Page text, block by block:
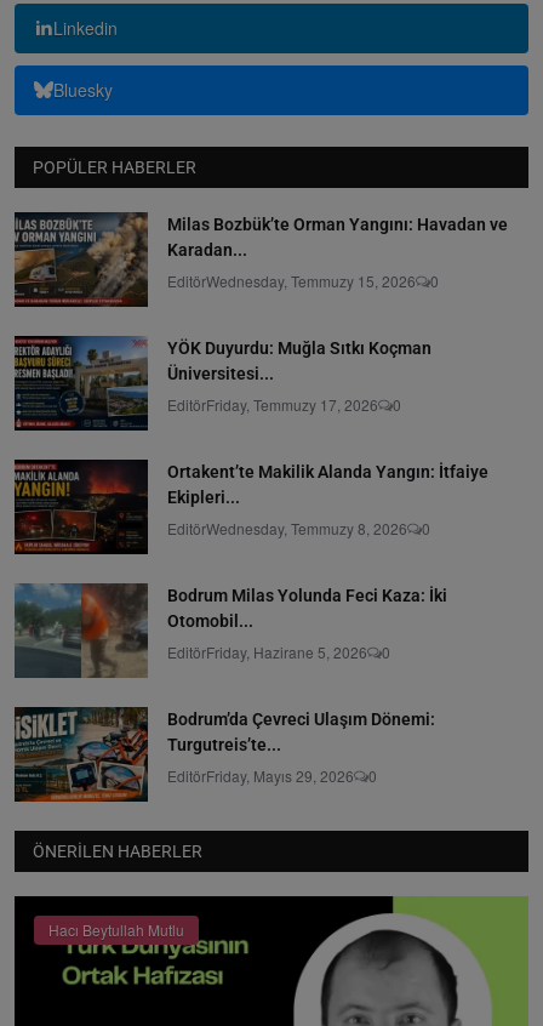
Linkedin
Bluesky
POPÜLER HABERLER
Milas Bozbük’te Orman Yangını: Havadan ve
Karadan...
EditörWednesday, Temmuzy 15, 2026 0
YÖK Duyurdu: Muğla Sıtkı Koçman
Üniversitesi...
EditörFriday, Temmuzy 17, 2026 0
Ortakent’te Makilik Alanda Yangın: İtfaiye
Ekipleri...
EditörWednesday, Temmuzy 8, 2026 0
Bodrum Milas Yolunda Feci Kaza: İki
Otomobil...
EditörFriday, Hazirane 5, 2026 0
Bodrum’da Çevreci Ulaşım Dönemi:
Turgutreis’te...
EditörFriday, Mayıs 29, 2026 0
ÖNERILEN HABERLER
Hacı Beytullah Mutlu